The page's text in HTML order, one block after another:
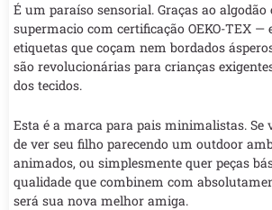
É um paraíso sensorial. Graças ao algodão
supermacio com certificação OEKO-TEX —
etiquetas que coçam nem bordados
são revolucionárias para crianças
dos tecidos.
Esta é a marca para pais minimalistas. Se
de ver seu filho parecendo um outdoor
animados, ou simplesmente quer peças
qualidade que combinem com
será sua nova melhor amiga.